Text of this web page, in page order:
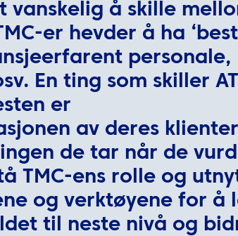
vanskelig å skille
er hevder å ha
personale,
En ting som skiller
er
av deres
de tar når de
TMC-ens rolle og
og verktøyene for å
til neste nivå og